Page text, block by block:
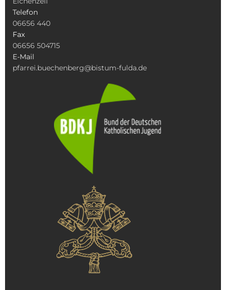
Telefon
06656 440
Fax
06656 504715
E-Mail
pfarrei.buechenberg@bistum-fulda.de